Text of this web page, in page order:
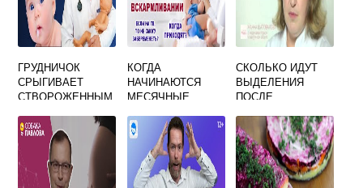
ГРУДНИЧОК
СРЫГИВАЕТ
СТВОРОЖЕННЫМ
ПОЧЕМУ –
ЗДОРОВ ЛИ
МАЛЫШ?
КОГДА
НАЧИНАЮТСЯ
МЕСЯЧНЫЕ
КЕСАРЕВА ПРИ
ГРУДНОМ
ВСКАРМЛИВАНИИ
СКОЛЬКО ИДУТ
ВЫДЕЛЕНИЯ
ПОСЛЕ
АСПИРАЦИИ ПРИ
ЗАМЕРШЕЙ
БЕРЕМЕННОСТИ